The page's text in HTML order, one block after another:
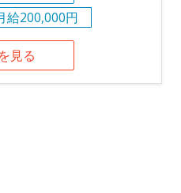
給200,000円
見る